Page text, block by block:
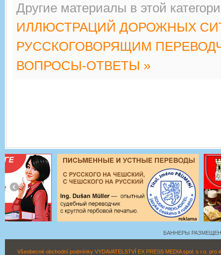
Другие материалы в этой
ИЛЛЮСТРАЦИЙ ДОРОЖНЫХ
РУССКОГОВОРЯЩИМ
ВОПРОСЫ-ОТВЕТЫ »
БАННЕРЫ РАЗМЕЩЕНЫ
Všeobecné obchodní podmínky VYDAVATELSTVÍ EX PRESS MEDIA spol. s r.o.